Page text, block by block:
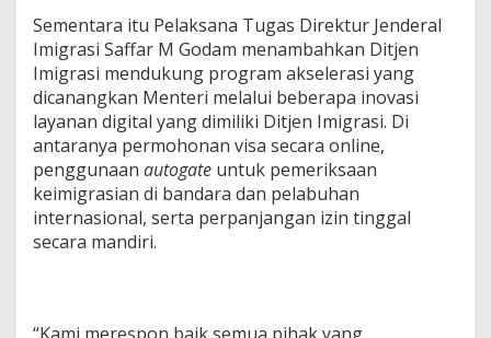
Sementara itu Pelaksana Tugas Direktur Jenderal
Imigrasi Saffar M Godam menambahkan Ditjen
Imigrasi mendukung program akselerasi yang
dicanangkan Menteri melalui beberapa inovasi
layanan digital yang dimiliki Ditjen Imigrasi. Di
antaranya permohonan visa secara online,
penggunaan autogate untuk pemeriksaan
keimigrasian di bandara dan pelabuhan
internasional, serta perpanjangan izin tinggal
secara mandiri.